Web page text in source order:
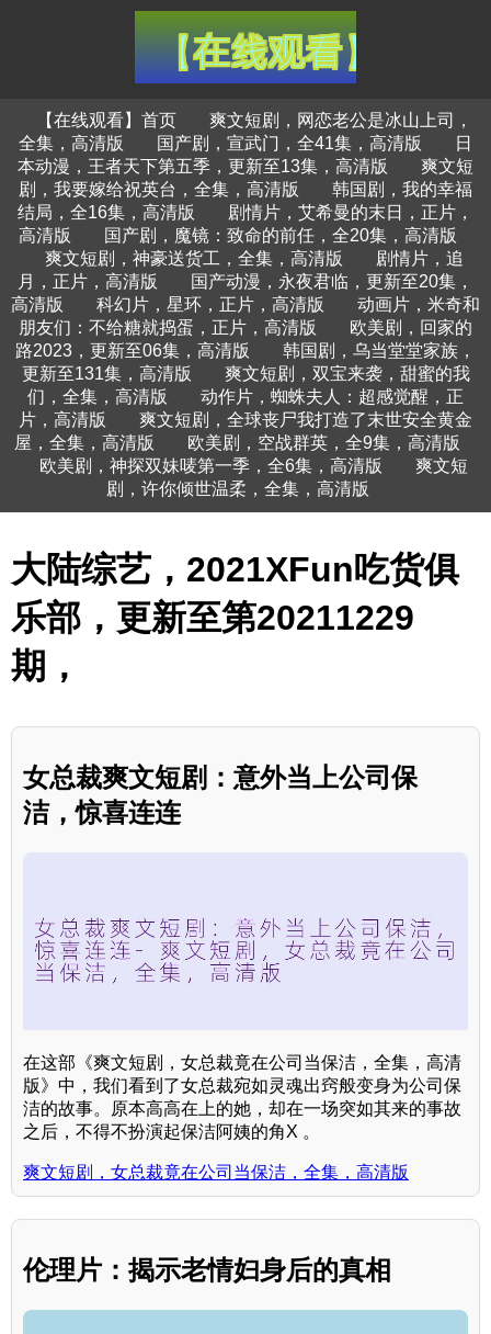
【在线观看】首页
爽文短剧，网恋老公是冰山上司，
全集，高清版
国产剧，宣武门，全41集，高清版
日
本动漫，王者天下第五季，更新至13集，高清版
爽文短
剧，我要嫁给祝英台，全集，高清版
韩国剧，我的幸福
结局，全16集，高清版
剧情片，艾希曼的末日，正片，
高清版
国产剧，魔镜：致命的前任，全20集，高清版
爽文短剧，神豪送货工，全集，高清版
剧情片，追
月，正片，高清版
国产动漫，永夜君临，更新至20集，
高清版
科幻片，星环，正片，高清版
动画片，米奇和
朋友们：不给糖就捣蛋，正片，高清版
欧美剧，回家的
路2023，更新至06集，高清版
韩国剧，乌当堂堂家族，
更新至131集，高清版
爽文短剧，双宝来袭，甜蜜的我
们，全集，高清版
动作片，蜘蛛夫人：超感觉醒，正
片，高清版
爽文短剧，全球丧尸我打造了末世安全黄金
屋，全集，高清版
欧美剧，空战群英，全9集，高清版
欧美剧，神探双妹唛第一季，全6集，高清版
爽文短
剧，许你倾世温柔，全集，高清版
大陆综艺，2021XFun吃货俱
乐部，更新至第20211229
期，
女总裁爽文短剧：意外当上公司保
洁，惊喜连连
在这部《爽文短剧，女总裁竟在公司当保洁，全集，高清
版》中，我们看到了女总裁宛如灵魂出窍般变身为公司保
洁的故事。原本高高在上的她，却在一场突如其来的事故
之后，不得不扮演起保洁阿姨的角X 。
爽文短剧，女总裁竟在公司当保洁，全集，高清版
伦理片：揭示老情妇身后的真相